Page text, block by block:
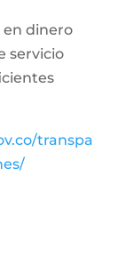
en dinero
servicio
transpa